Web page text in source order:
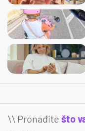
\\ Pronađite što